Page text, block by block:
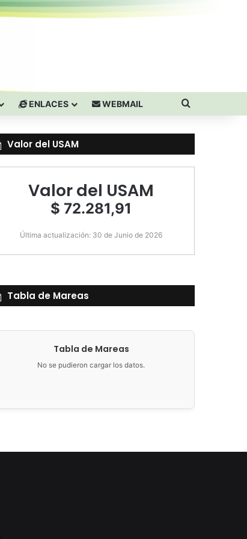
ENLACES WEBMAIL Buscar por
Valor del USAM
Valor del USAM
$ 72.281,91
Última actualización: 30 de Junio de 2026
Tabla de Mareas
Tabla de Mareas
No se pudieron cargar los datos.